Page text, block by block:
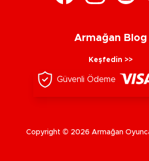
Armağan Blog
Keşfedin >>
Güvenli Ödeme
Copyright © 2026 Armağan